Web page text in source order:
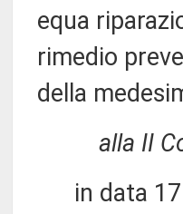
equa
rimedio
della
alla II
in data 17